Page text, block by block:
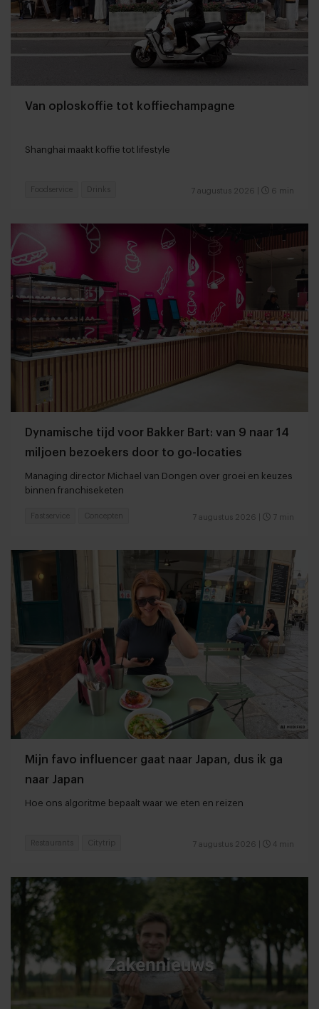
Van oploskoffie tot koffiechampagne
Shanghai maakt koffie tot lifestyle
7 augustus 2026 6 min
Foodservice Drinks
Dynamische tijd voor Bakker Bart: van 9 naar 14
miljoen bezoekers door to go-locaties
Managing director Michael van Dongen over groei en keuzes
binnen franchiseketen
7 augustus 2026 7 min
Fastservice Concepten
Mijn favo influencer gaat naar Japan, dus ik ga
naar Japan
Hoe ons algoritme bepaalt waar we eten en reizen
7 augustus 2026 4 min
Restaurants Citytrip